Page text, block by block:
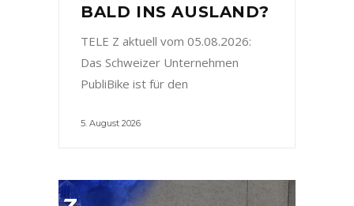
BALD INS AUSLAND?
TELE Z aktuell vom 05.08.2026:
Das Schweizer Unternehmen
PubliBike ist für den
5. August 2026